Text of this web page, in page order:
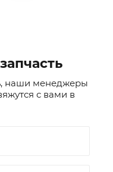
наши менеджеры
с вами в